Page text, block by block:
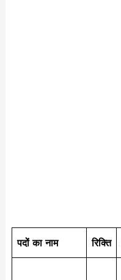
पदों का नाम रिक्ति